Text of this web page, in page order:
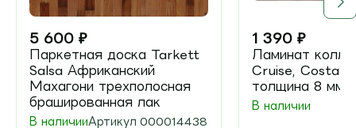
5 600 ₽
Паркетная доска Tarkett
Salsa Африканский
Махагони трехполосная
брашированная лак
В наличииАртикул 000014438
1 390 ₽
Ламинат
Cruise, Costa
толщина 8 мм,
В наличии